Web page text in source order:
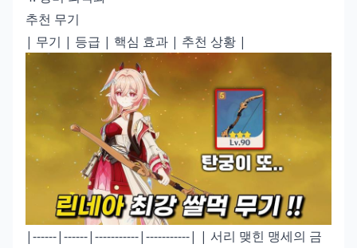
추천 무기
| 무기 | 등급 | 핵심 효과 | 추천 상황 |
|------|------|-----------|-----------| | 서리 맺힌 맹세의 금